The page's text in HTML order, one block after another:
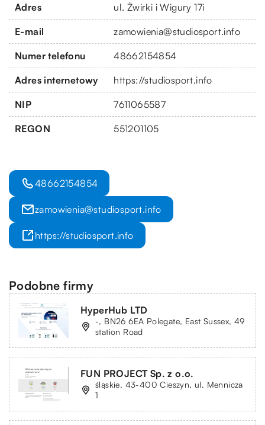
Adres ul. Żwirki i Wigury 17i
E-mail zamowienia@studiosport.info
Numer telefonu 48662154854
Adres internetowy https://studiosport.info
NIP 7611065587
REGON 551201105
48662154854
zamowienia@studiosport.info
https://studiosport.info
Podobne firmy
HyperHub LTD
-, BN26 6EA Polegate, East Sussex, 49
station Road
FUN PROJECT Sp. z o.o.
śląskie, 43-400 Cieszyn, ul. Mennicza
1